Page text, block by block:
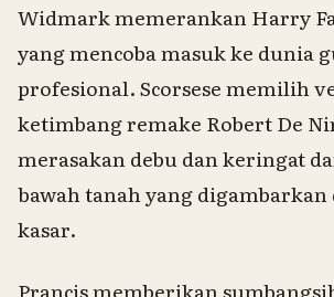
Widmark memerankan Harry
yang mencoba masuk ke dunia
profesional. Scorsese memilih
ketimbangremake Robert De
merasakan debu dan keringat
bawah tanah yang digambarkan
kasar.